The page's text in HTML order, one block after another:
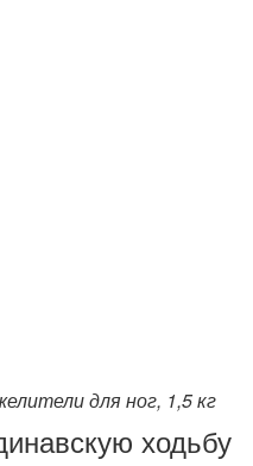
для ног, 1,5 кг
ходьбу